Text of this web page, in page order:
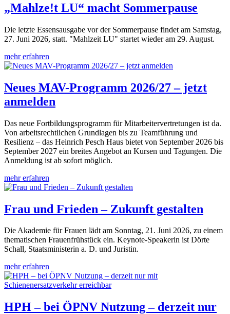
„Mahlze!t LU“ macht Sommerpause
Die letzte Essensausgabe vor der Sommerpause findet am Samstag,
27. Juni 2026, statt. "Mahlzeit LU" startet wieder am 29. August.
mehr erfahren
Neues MAV-Programm 2026/27 – jetzt
anmelden
Das neue Fortbildungsprogramm für Mitarbeitervertretungen ist da.
Von arbeitsrechtlichen Grundlagen bis zu Teamführung und
Resilienz – das Heinrich Pesch Haus bietet von September 2026 bis
September 2027 ein breites Angebot an Kursen und Tagungen. Die
Anmeldung ist ab sofort möglich.
mehr erfahren
Frau und Frieden – Zukunft gestalten
Die Akademie für Frauen lädt am Sonntag, 21. Juni 2026, zu einem
thematischen Frauenfrühstück ein. Keynote-Speakerin ist Dörte
Schall, Staatsministerin a. D. und Juristin.
mehr erfahren
HPH – bei ÖPNV Nutzung – derzeit nur